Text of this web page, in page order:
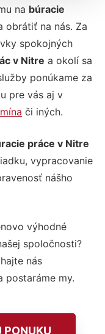
na búracie
obrátiť na nás. Za
spokojných
v Nitre a okolí sa
ponúkame za
pre vás aj v
či iných.
práce v Nitre
vypracovanie
nášho
výhodné
spoločnosti?
nás
postaráme my.
PONUKU